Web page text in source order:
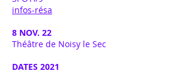
infos-résa
8 NOV. 22
Théâtre de Noisy le Sec
DATES 2021